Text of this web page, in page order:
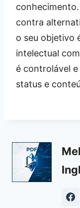
contra
o seu objetivo
intelectual
é controlável
status e